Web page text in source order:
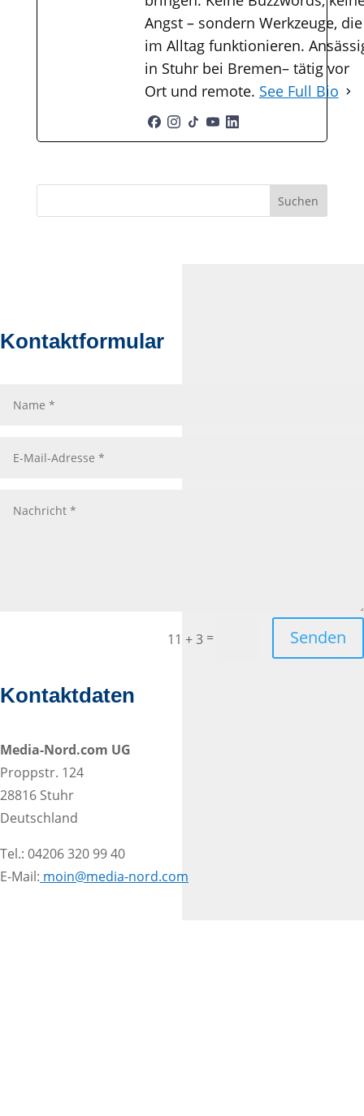
Angst – sondern Werkzeuge, die
im Alltag funktionieren.
in Stuhr bei Bremen– tätig vor
Ort und remote. See Full Bio
Suchen
Kontaktformular
11 + 3 = Senden
Kontaktdaten
Media-Nord.com UG
Proppstr. 124
28816 Stuhr
Deutschland
Tel.: 04206 320 99 40
E-Mail: moin@media-nord.com